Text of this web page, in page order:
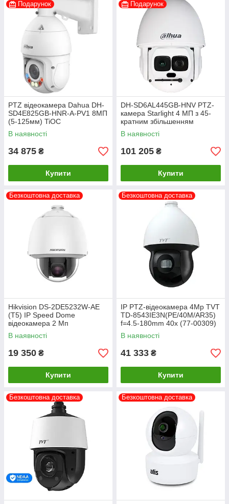
Подарунок
PTZ відеокамера Dahua DH-
SD4E825GB-HNR-A-PV1 8МП
(5-125мм) TiOC
В наявності
34 875 ₴
Купити
Подарунок
DH-SD6AL445GB-HNV PTZ-
камера Starlight 4 МП з 45-
кратним збільшенням
В наявності
101 205 ₴
Купити
Безкоштовна доставка
Hikvision DS-2DE5232W-AE
(T5) IP Speed Dome
відеокамера 2 Мп
В наявності
19 350 ₴
Купити
Безкоштовна доставка
IP PTZ-відеокамера 4Mp TVT
TD-8543IE3N(PE/40M/AR35)
f=4.5-180mm 40x (77-00309)
В наявності
41 333 ₴
Купити
Безкоштовна доставка Безкоштовна доставка